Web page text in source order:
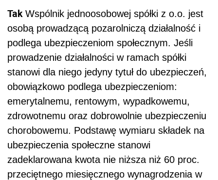
Tak Wspólnik jednoosobowej spółki z o.o. jest
osobą prowadzącą pozarolniczą działalność i
podlega ubezpieczeniom społecznym. Jeśli
prowadzenie działalności w ramach spółki
stanowi dla niego jedyny tytuł do ubezpieczeń,
obowiązkowo podlega ubezpieczeniom:
emerytalnemu, rentowym, wypadkowemu,
zdrowotnemu oraz dobrowolnie ubezpieczeniu
chorobowemu. Podstawę wymiaru składek na
ubezpieczenia społeczne stanowi
zadeklarowana kwota nie niższa niż 60 proc.
przeciętnego miesięcznego wynagrodzenia w